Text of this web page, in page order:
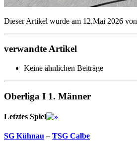
Dieser Artikel wurde am 12.Mai 2026 von
verwandte Artikel
Keine ähnlichen Beiträge
Oberliga I 1. Männer
Letztes Spiel
SG Kühnau –TSG Calbe